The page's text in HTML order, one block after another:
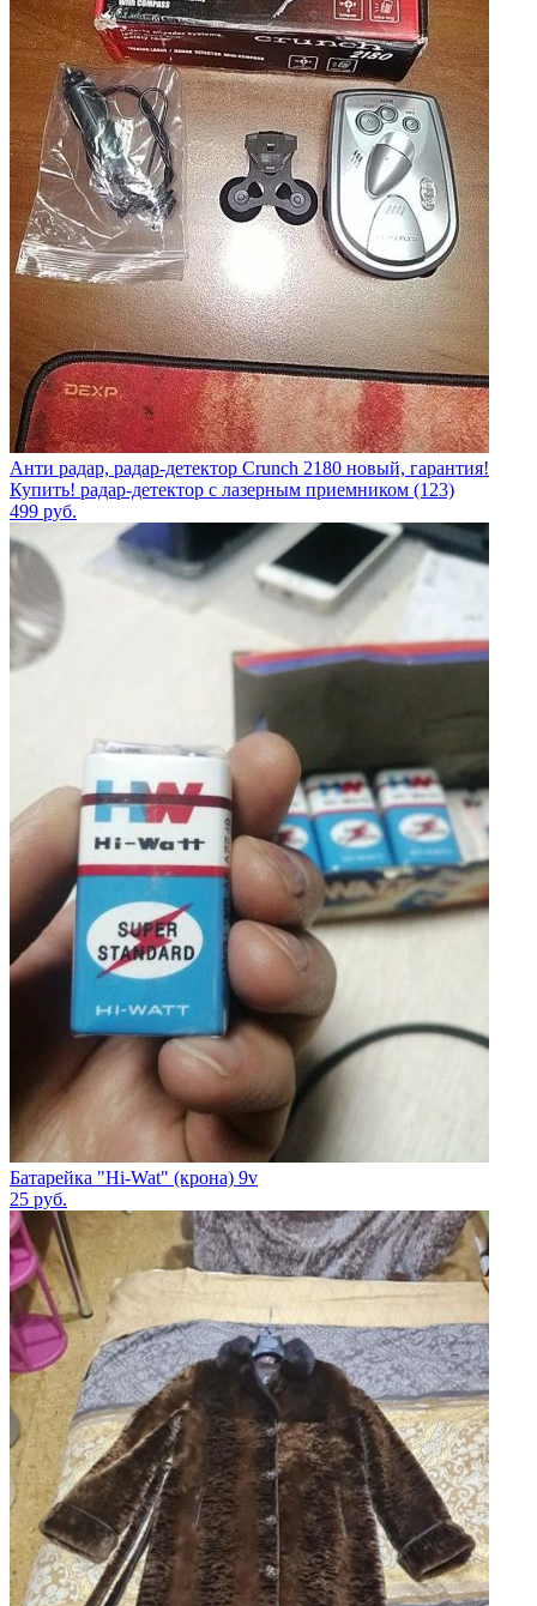
Анти радар, радар-детектор Crunch 2180 новый, гарантия!
Купить! радар-детектор с лазерным приемником (123)
499 руб.
Батарейка "Hi-Wat" (крона) 9v
25 руб.